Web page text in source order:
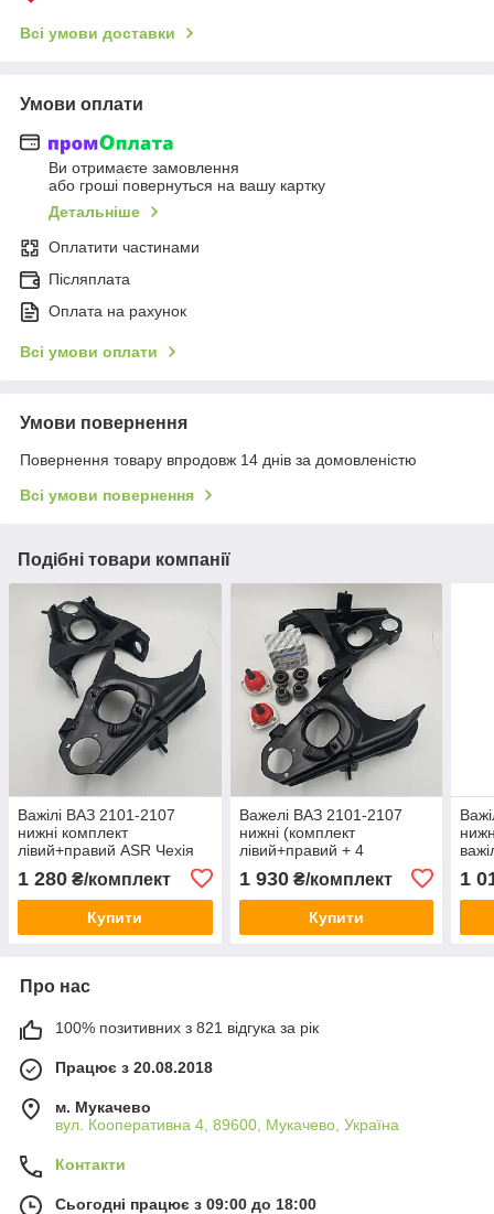
Всі умови доставки
Умови оплати
Ви отримаєте замовлення
або гроші повернуться на вашу картку
Детальніше
Оплатити частинами
Післяплата
Оплата на рахунок
Всі умови оплати
Умови повернення
Повернення товару впродовж 14 днів за домовленістю
Всі умови повернення
Подібні товари компанії
Важілі ВАЗ 2101-2107
нижні комплект
лівий+правий ASR Чехія
1 280 ₴/комплект
Купити
Важелі ВАЗ 2101-2107
нижні (комплект
лівий+правий + 4
сайлентблоки + 2 кульові)
ASR Чехія
1 930₴/комплект
Купити
1
Про нас
100% позитивних з 821 відгука за рік
Працює з 20.08.2018
м. Мукачево
вул. Кооперативна 4, 89600, Мукачево, Україна
Контакти
Сьогодні працює з 09:00 до 18:00